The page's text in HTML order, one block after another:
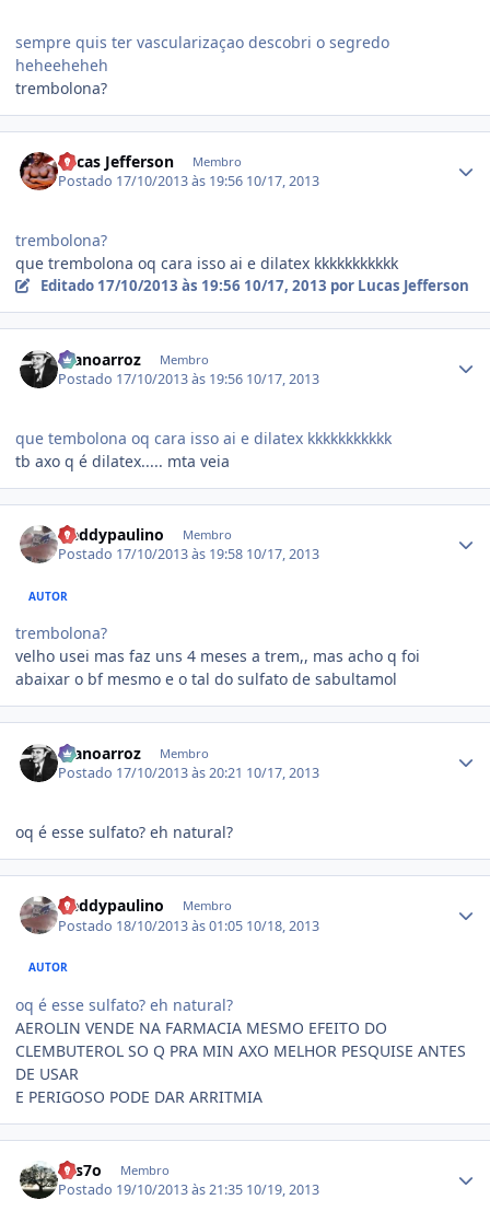
sempre quis ter vascularizaçao descobri o segredo
heheeheheh
trembolona?
Lucas Jefferson Membro
Postado 17/10/2013 às 19:56 10/17, 2013
trembolona?
que trembolona oq cara isso ai e dilatex kkkkkkkkkkk
Editado 17/10/2013 às 19:56 10/17, 2013 por Lucas Jefferson
manoarroz Membro
Postado 17/10/2013 às 19:56 10/17, 2013
que tembolona oq cara isso ai e dilatex kkkkkkkkkkk
tb axo q é dilatex..... mta veia
freddypaulino Membro
Postado 17/10/2013 às 19:58 10/17, 2013
AUTOR
trembolona?
velho usei mas faz uns 4 meses a trem,, mas acho q foi
abaixar o bf mesmo e o tal do sulfato de sabultamol
manoarroz Membro
Postado 17/10/2013 às 20:21 10/17, 2013
oq é esse sulfato? eh natural?
freddypaulino Membro
Postado 18/10/2013 às 01:05 10/18, 2013
AUTOR
oq é esse sulfato? eh natural?
AEROLIN VENDE NA FARMACIA MESMO EFEITO DO
CLEMBUTEROL SO Q PRA MIN AXO MELHOR PESQUISE ANTES
DE USAR
E PERIGOSO PODE DAR ARRITMIA
7es7o Membro
Postado 19/10/2013 às 21:35 10/19, 2013